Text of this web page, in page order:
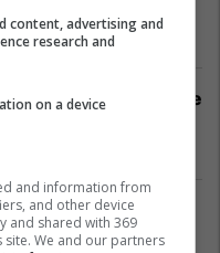
pranuar 2,618 aplikime
e ka vendosur
dhe gjykatat, pagat
content, advertising and
research and
on a device
and information from
and other device
and shared with 369
We and our partners